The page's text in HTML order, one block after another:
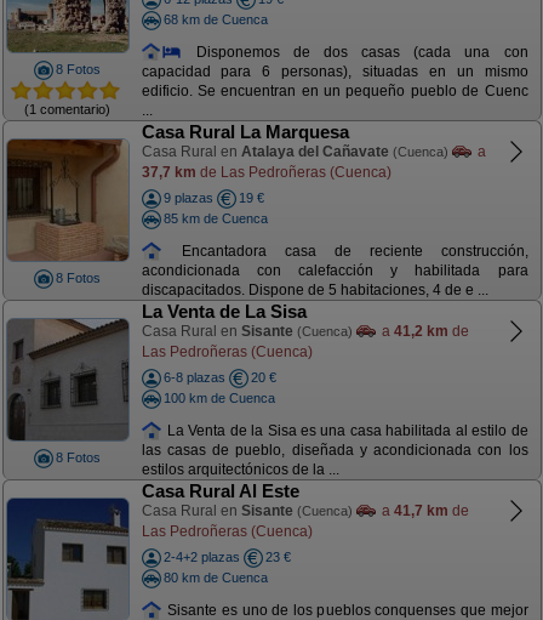
8 Fotos
(1 comentario)
68 km de Cuenca
Disponemos de dos casas (cada una con
capacidad para 6 personas), situadas en un mismo
edificio. Se encuentran en un pequeño pueblo de Cuenc
...
8 Fotos
Casa Rural La Marquesa
Casa Rural en Atalaya del Cañavate (Cuenca)
a
37,7 km de Las Pedroñeras (Cuenca)
9 plazas
19 €
85 km de Cuenca
Encantadora casa de reciente construcción,
acondicionada con calefacción y habilitada para
discapacitados. Dispone de 5 habitaciones, 4 de e ...
8 Fotos
La Venta de La Sisa
Casa Rural en Sisante (Cuenca) a 41,2 km de
Las Pedroñeras (Cuenca)
6-8 plazas
20 €
100 km de Cuenca
La Venta de la Sisa es una casa habilitada al estilo de
las casas de pueblo, diseñada y acondicionada con los
estilos arquitectónicos de la ...
Casa Rural Al Este
Casa Rural en Sisante (Cuenca) a 41,7 km de
Las Pedroñeras (Cuenca)
2-4+2 plazas
23 €
80 km de Cuenca
Sisante es uno de los pueblos conquenses que mejor